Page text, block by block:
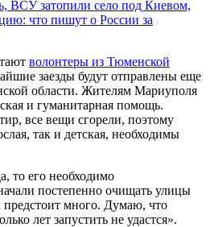
ВСУ затопили село под Киевом,
что пишут о России за
волонтеры из Тюменской
заезды будут отправлены еще
области. Жителям Мариуполя
и гуманитарная помощь.
все вещи сгорели, поэтому
так и детская, необходимы
то его необходимо
постепенно очищать улицы
много. Думаю, что
лет запустить не удастся».